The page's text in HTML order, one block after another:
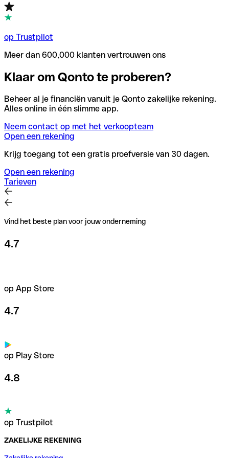
op Trustpilot
Meer dan 600,000 klanten vertrouwen ons
Klaar om Qonto te proberen?
Beheer al je financiën vanuit je Qonto zakelijke rekening.
Alles online in één slimme app.
Neem contact op met het verkoopteam
Open een rekening
Krijg toegang tot een gratis proefversie van 30 dagen.
Open een rekening
Tarieven
Vind het beste plan voor jouw onderneming
4.7
op App Store
4.7
op Play Store
4.8
op Trustpilot
ZAKELIJKE REKENING